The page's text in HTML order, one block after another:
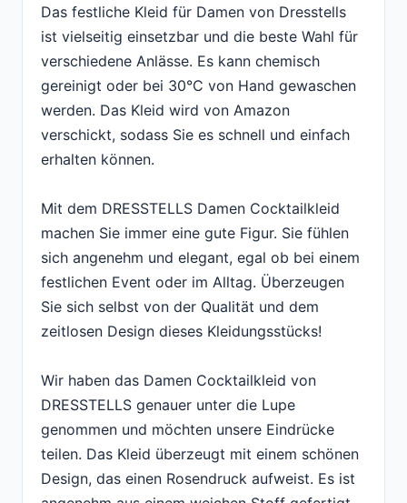
Das festliche Kleid für Damen von Dresstells
ist vielseitig einsetzbar und die beste Wahl für
verschiedene Anlässe. Es kann chemisch
gereinigt oder bei 30°C von Hand gewaschen
werden. Das Kleid wird von Amazon
verschickt, sodass Sie es schnell und einfach
erhalten können.
Mit dem DRESSTELLS Damen Cocktailkleid
machen Sie immer eine gute Figur. Sie fühlen
sich angenehm und elegant, egal ob bei einem
festlichen Event oder im Alltag. Überzeugen
Sie sich selbst von der Qualität und dem
zeitlosen Design dieses Kleidungsstücks!
Wir haben das Damen Cocktailkleid von
DRESSTELLS genauer unter die Lupe
genommen und möchten unsere Eindrücke
teilen. Das Kleid überzeugt mit einem schönen
Design, das einen Rosendruck aufweist. Es ist